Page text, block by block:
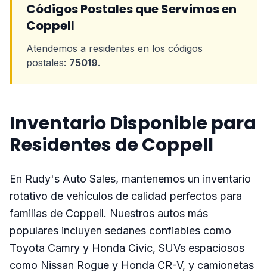
Códigos Postales que Servimos en
Coppell
Atendemos a residentes en los códigos
postales: 75019.
Inventario Disponible para
Residentes de Coppell
En Rudy's Auto Sales, mantenemos un inventario
rotativo de vehículos de calidad perfectos para
familias de Coppell. Nuestros autos más
populares incluyen sedanes confiables como
Toyota Camry y Honda Civic, SUVs espaciosos
como Nissan Rogue y Honda CR-V, y camionetas